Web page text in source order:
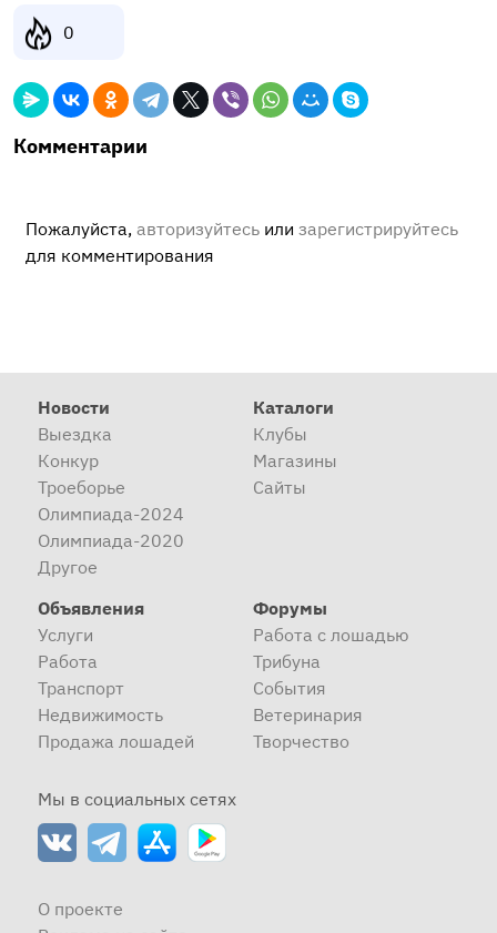
0
Комментарии
Пожалуйста, авторизуйтесь или зарегистрируйтесь
для комментирования
Новости
Выездка
Конкур
Троеборье
Олимпиада-2024
Олимпиада-2020
Другое
Каталоги
Клубы
Магазины
Сайты
Объявления
Услуги
Работа
Транспорт
Недвижимость
Продажа лошадей
Форумы
Работа с лошадью
Трибуна
События
Ветеринария
Творчество
Мы в социальных сетях
О проекте